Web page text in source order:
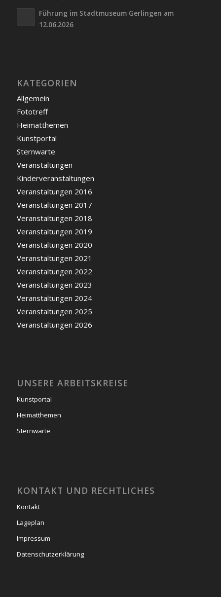
Führung im Stadtmuseum Gerlingen am
12.06.2026
KATEGORIEN
Allgemein
Fototreff
Heimatthemen
Kunstportal
Sternwarte
Veranstaltungen
Kinderveranstaltungen
Veranstaltungen 2016
Veranstaltungen 2017
Veranstaltungen 2018
Veranstaltungen 2019
Veranstaltungen 2020
Veranstaltungen 2021
Veranstaltungen 2022
Veranstaltungen 2023
Veranstaltungen 2024
Veranstaltungen 2025
Veranstaltungen 2026
UNSERE ARBEITSKREISE
Kunstportal
Heimatthemen
Sternwarte
KONTAKT UND RECHTLICHES
Kontakt
Lageplan
Impressum
Datenschutzerklärung